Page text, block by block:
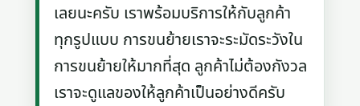
เลยนะครับ เราพร้อมบริการให้กับลูกค้า
ทุกรูปแบบ การขนย้ายเราจะระมัดระวังใน
การขนย้ายให้มากที่สุด ลูกค้าไม่ต้องกังวล
เราจะดูแลของให้ลูกค้าเป็นอย่างดีครับ